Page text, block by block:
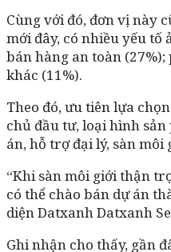
Cùng với đó, đơn vị này
mới đây, có nhiều yếu
bán hàng an toàn
khác (11%).
Theo đó, ưu tiên lựa
chủ đầu tư, loại hình
án, hỗ trợ đại lý, sàn
“Khi sàn môi giới thận
có thể chào bán dự án
diện Datxanh Datxanh
Ghi nhận cho thấy, gần